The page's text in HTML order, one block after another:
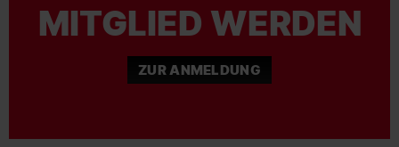
MITGLIED WERDEN
ZUR ANMELDUNG